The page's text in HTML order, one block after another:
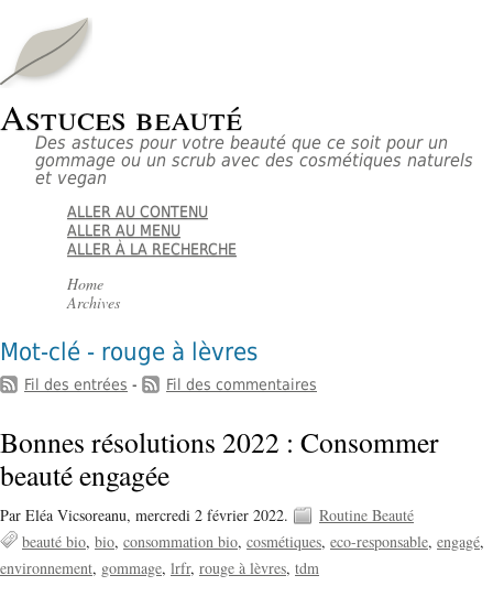
Astuces beauté
Des astuces pour votre beauté que ce soit pour un
gommage ou un scrub avec des cosmétiques naturels
et vegan
ALLER AU CONTENU
ALLER AU MENU
ALLER À LA RECHERCHE
Home
Archives
Mot-clé - rouge à lèvres
Fil des entrées - Fil des commentaires
Bonnes résolutions 2022 : Consommer
beauté engagée
Par Eléa Vicsoreanu, mercredi 2 février 2022.
Routine Beauté
beauté bio bio consommation bio cosmétiques eco-responsable engagé
environnement gommage lrfr rouge à lèvres tdm